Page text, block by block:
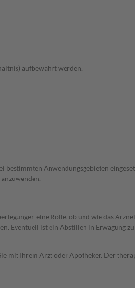
aufbewahrt werden.
Anwendungsgebieten
eine Rolle, ob und wie das
Eventuell ist ein Abstillen in Erwägung zu
mit Ihrem Arzt oder Apotheker. Der